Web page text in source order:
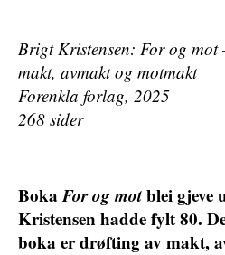
Brigt Kristensen: For og mot
makt, avmakt og motmakt
Forenkla forlag, 2025
268 sider
BokaFor og motblei gjeve
Kristensen hadde fylt 80.
boka er drøfting av makt,